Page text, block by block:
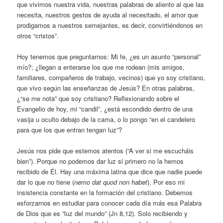
que vivimos nuestra vida, nuestras palabras de aliento al que las
necesita, nuestros gestos de ayuda al necesitado, el amor que
prodigamos a nuestros semejantes, es decir, convirtiéndonos en
otros “cristos”.
Hoy tenemos que preguntarnos: Mi fe, ¿es un asunto “personal”
mío?; ¿llegan a enterarse los que me rodean (mis amigos,
familiares, compañeros de trabajo, vecinos) que yo soy cristiano,
que vivo según las enseñanzas de Jesús? En otras palabras,
¿“se me nota” que soy cristiano? Reflexionando sobre el
Evangelio de hoy, mi “candil”, ¿está escondido dentro de una
vasija u oculto debajo de la cama, o lo pongo “en el candelero
para que los que entran tengan luz”?
Jesús nos pide que estemos atentos (“A ver si me escucháis
bien”). Porque no podemos dar luz si primero no la hemos
recibido de Él. Hay una máxima latina que dice que nadie puede
dar lo que no tiene (nemo dat quod non habet). Por eso mi
insistencia constante en la formación del cristiano. Debemos
esforzarnos en estudiar para conocer cada día más esa Palabra
de Dios que es “luz del mundo” (Jn 8,12). Solo recibiendo y